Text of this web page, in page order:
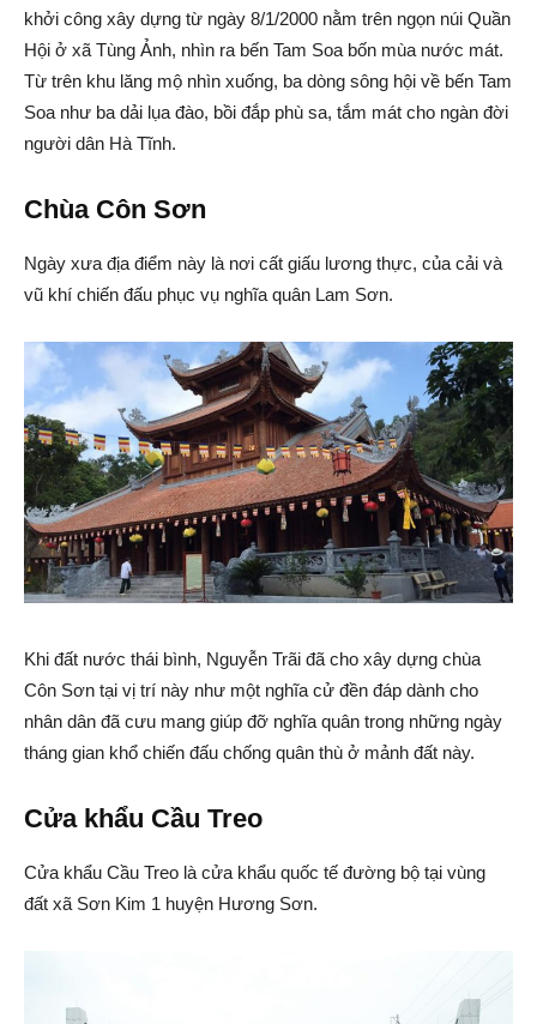
khởi công xây dựng từ ngày 8/1/2000 nằm trên ngọn núi Quần
Hội ở xã Tùng Ảnh, nhìn ra bến Tam Soa bốn mùa nước mát.
Từ trên khu lăng mộ nhìn xuống, ba dòng sông hội về bến Tam
Soa như ba dải lụa đào, bồi đắp phù sa, tắm mát cho ngàn đời
người dân Hà Tĩnh.
Chùa Côn Sơn
Ngày xưa địa điểm này là nơi cất giấu lương thực, của cải và
vũ khí chiến đấu phục vụ nghĩa quân Lam Sơn.
Khi đất nước thái bình, Nguyễn Trãi đã cho xây dựng chùa
Côn Sơn tại vị trí này như một nghĩa cử đền đáp dành cho
nhân dân đã cưu mang giúp đỡ nghĩa quân trong những ngày
tháng gian khổ chiến đấu chống quân thù ở mảnh đất này.
Cửa khẩu Cầu Treo
Cửa khẩu Cầu Treo là cửa khẩu quốc tế đường bộ tại vùng
đất xã Sơn Kim 1 huyện Hương Sơn.